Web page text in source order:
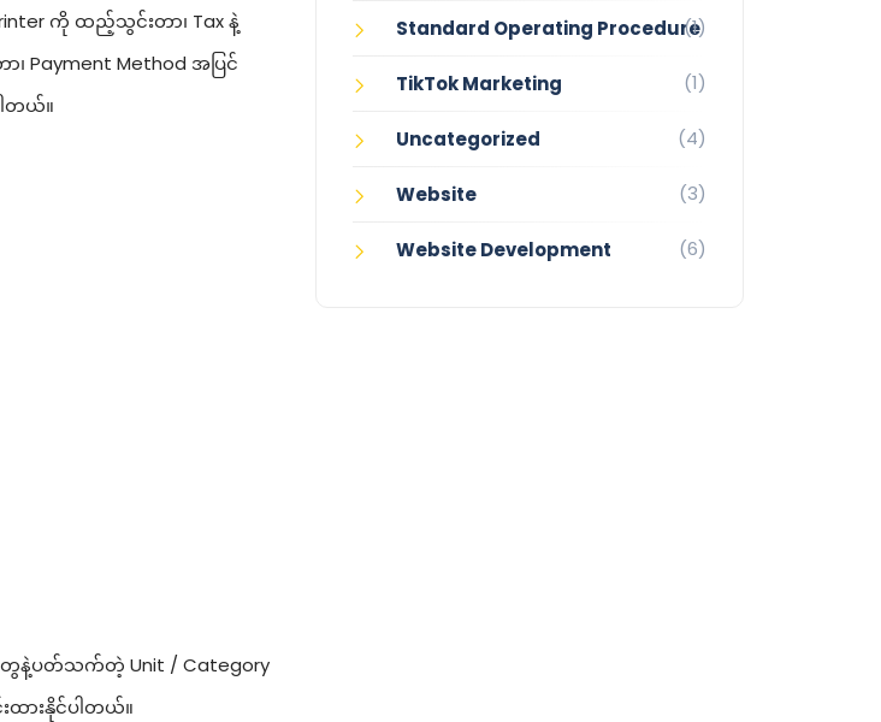
ကို ထည့်သွင်းတာ၊ Tax နဲ့
၊ Payment Method အပြင်
တယ်။
တွေနဲ့ပတ်သက်တဲ့ Unit / Category
ထားနိုင်ပါတယ်။
Standard Operating Procedure
(1)
TikTok Marketing (1)
Uncategorized (4)
Website (3)
Website Development (6)